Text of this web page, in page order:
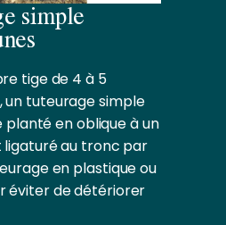
simple
tige de 4 à 5
un tuteurage simple
planté en oblique à un
ligaturé au tronc par
en plastique ou
éviter de détériorer